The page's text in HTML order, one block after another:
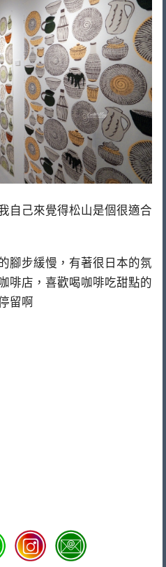
自己來覺得松山是個很適合
腳步緩慢，有著很日本的氛
啡店，喜歡喝咖啡吃甜點的
留啊